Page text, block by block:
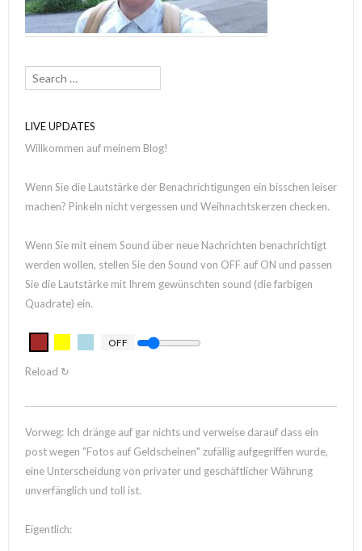
Search
LIVE UPDATES
Willkommen auf meinem Blog!
Wenn Sie die Lautstärke der Benachrichtigungen ein bisschen leiser
machen? Pinkeln nicht vergessen und Weihnachtskerzen checken.
Wenn Sie mit einem Sound über neue Nachrichten benachrichtigt
werden wollen, stellen Sie den Sound von OFF auf ON und passen
Sie die Lautstärke mit Ihrem gewünschten sound (die farbigen
Quadrate) ein.
OFF
Reload ↻
Vorweg: Ich dränge auf gar nichts und verweise darauf dass ein
post wegen "Fotos auf Geldscheinen" zufällig aufgegriffen wurde,
eine Unterscheidung von privater und geschäftlicher Währung
unverfänglich und toll ist.
Eigentlich: